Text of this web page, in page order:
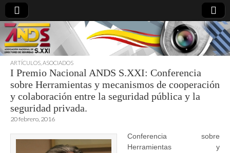
directoresdeseguridad.es
ARTÍCULOS ASOCIADOS
I Premio Nacional ANDS S.XXI: Conferencia
sobre Herramientas y mecanismos de cooperación
y colaboración entre la seguridad pública y la
seguridad privada.
20 febrero, 2016
Conferencia sobre
Herramientas y